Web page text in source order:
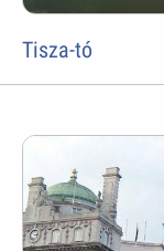
Tisza-tó